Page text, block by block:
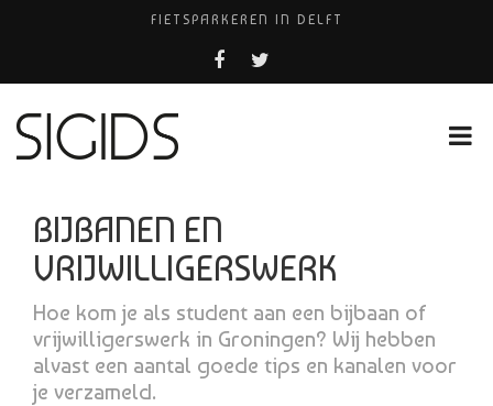
FIETSPARKEREN IN DELFT
FIETS KWIJT IN TILBURG?
USED PRODUCTS LEIDEN
BIJBANEN EN
VRIJWILLIGERSWERK
Hoe kom je als student aan een bijbaan of
vrijwilligerswerk in Groningen? Wij hebben
alvast een aantal goede tips en kanalen voor
je verzameld.